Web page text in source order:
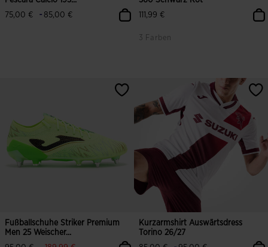
75,00 €
- 85,00 €
111,99 €
3 Farben
5 von 5 Kundenbewertungen
Fußballschuhe Striker Premium
Men 25 Weischer...
Kurzarmshirt Auswärtsdress
Torino 26/27